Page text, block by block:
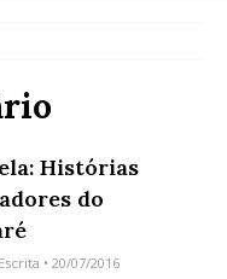
Histórias
do
• 20/07/2016